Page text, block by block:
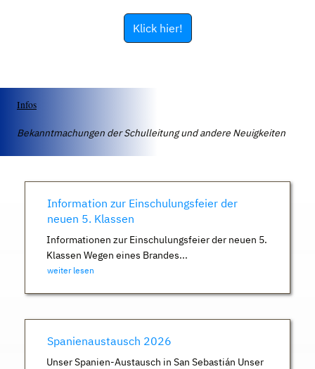
Klick hier!
Infos
Bekanntmachungen der Schulleitung und andere Neuigkeiten
Information zur Einschulungsfeier der
neuen 5. Klassen
Informationen zur Einschulungsfeier der neuen 5.
Klassen Wegen eines Brandes...
weiter lesen
Spanienaustausch 2026
Unser Spanien-Austausch in San Sebastián Unser